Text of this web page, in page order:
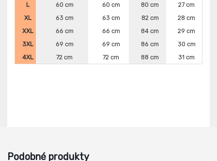
L
60 cm 60 cm 80 cm
27 cm
XL
63 cm 63 cm 82 cm
28 cm
XXL
66 cm 66 cm 84 cm
29 cm
3XL
69 cm 69 cm 86 cm
30 cm
4XL
72 cm 72 cm 88 cm 31 cm
Podobné produkty